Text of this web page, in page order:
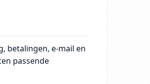
betalingen, e‑mail en
passende